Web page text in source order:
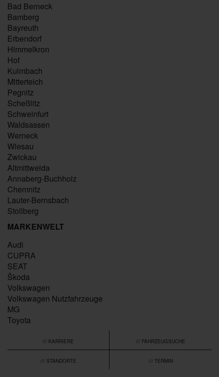
Bad Berneck
Bamberg
Bayreuth
Erbendorf
Himmelkron
Hof
Kulmbach
Mitterteich
Pegnitz
Scheßlitz
Schweinfurt
Waldsassen
Werneck
Wiesau
Zwickau
Altmittweida
Annaberg-Buchholz
Chemnitz
Lauter-Bernsbach
Stollberg
MARKENWELT
Audi
CUPRA
SEAT
Škoda
Volkswagen
Volkswagen Nutzfahrzeuge
MG
Toyota
/// KARRIERE /// FAHRZEUGSUCHE
/// STANDORTE /// TERMIN